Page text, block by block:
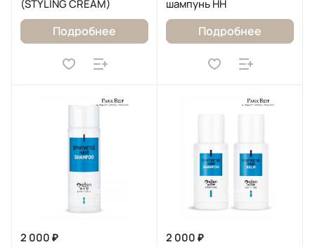
(STYLING CREAM)
Подробнее
шампунь HH
Подробнее
2 000 ₽
2 000 ₽